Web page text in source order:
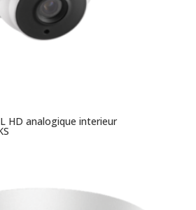
HD analogique interieur